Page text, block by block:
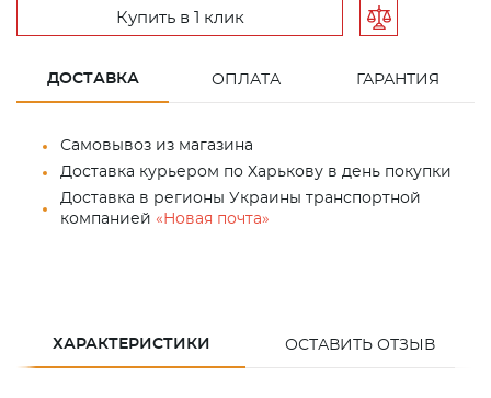
Купить в 1 клик
ДОСТАВКА ОПЛАТА ГАРАНТИЯ
Самовывоз из магазина
Доставка курьером по Харькову в день покупки
Доставка в регионы Украины транспортной
компанией «Новая почта»
ХАРАКТЕРИСТИКИ ОСТАВИТЬ ОТЗЫВ